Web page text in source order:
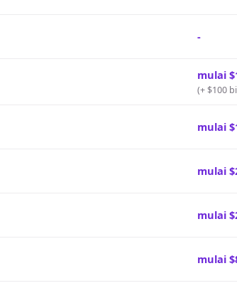
-
mulai
(+ $100
mulai
mulai
mulai
mulai